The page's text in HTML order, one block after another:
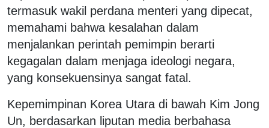
termasuk wakil perdana menteri yang dipecat,
memahami bahwa kesalahan dalam
menjalankan perintah pemimpin berarti
kegagalan dalam menjaga ideologi negara,
yang konsekuensinya sangat fatal.
Kepemimpinan Korea Utara di bawah Kim Jong
Un, berdasarkan liputan media berbahasa